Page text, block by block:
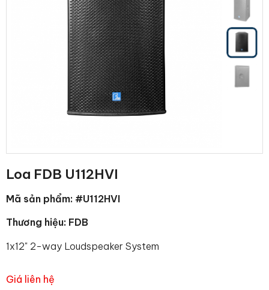
Loa FDB U112HVI
Mã sản phẩm: #U112HVI
Thương hiệu: FDB
1x12" 2-way Loudspeaker System
Giá liên hệ